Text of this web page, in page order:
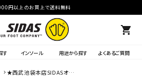
円以上のお買上で送料無料
shopping_cart
す インソール 用途から探す よくあるご質問
★西武池袋本店SIDASオー